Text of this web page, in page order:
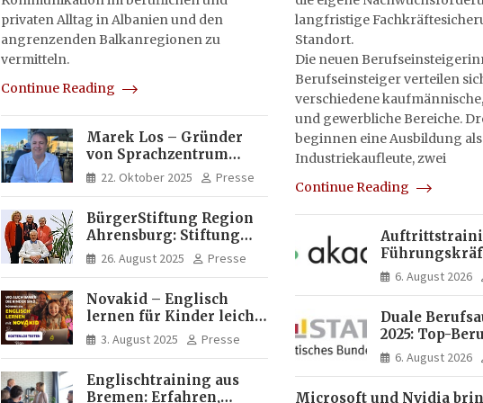
privaten Alltag in Albanien und den
angrenzenden Balkanregionen zu
vermitteln.
Continue Reading
Marek Los – Gründer
von Sprachzentrum
Moose, Moose Casa
Italia und Apartamento
Experte für Bildung und
Investitionen in
Brasilien
22. Oktober 2025 Presse
BürgerStiftung Region
Ahrensburg: Stiftung
Dietrich+Gudrun Maaß
fördert
Frauen
26. August 2025 Presse
Novakid – Englisch
lernen für Kinder leicht
gemacht
3. August 2025 Presse
Englischtraining aus
Bremen: Erfahren,
langfristige
Standort.
Die neuen
Berufseinsteiger verteilen
verschiedene
und gewerbliche Bereiche.
beginnen eine Ausbildung als
Industriekaufleute, zwei
Continue Reading
Akademie
6. August 2026
Duale
2025: Top-
Männern
6. August 2026
Microsoft und Nvidia